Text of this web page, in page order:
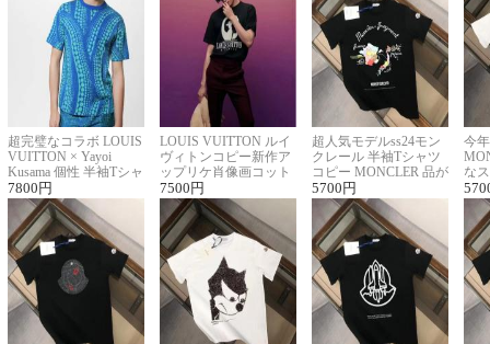
超完璧なコラボ LOUIS
VUITTON × Yayoi
Kusama 個性 半袖Tシャ
ツコピー男女兼用
7800 円
LOUIS VUITTON ルイ
ヴィトンコピー新作ア
ップリケ肖像画コット
ンニット半袖Tシャツ
7500 円
超人気モデルss24モン
クレール 半袖Tシャツ
コピー MONCLER 品が
良く見た目
5700 円
今
な
ル